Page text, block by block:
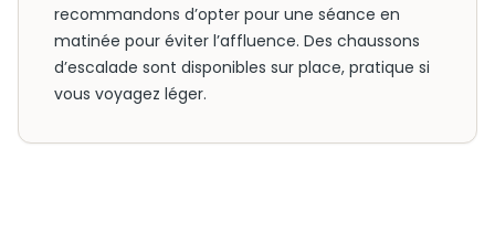
recommandons d’opter pour une séance en
matinée pour éviter l’affluence. Des chaussons
d’escalade sont disponibles sur place, pratique si
vous voyagez léger.